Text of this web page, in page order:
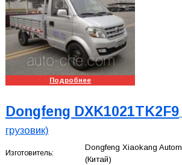
Подробнее
Dongfeng DXK1021TK2F9
грузовик)
Изготовитель:
Dongfeng Xiaokang
(Китай)